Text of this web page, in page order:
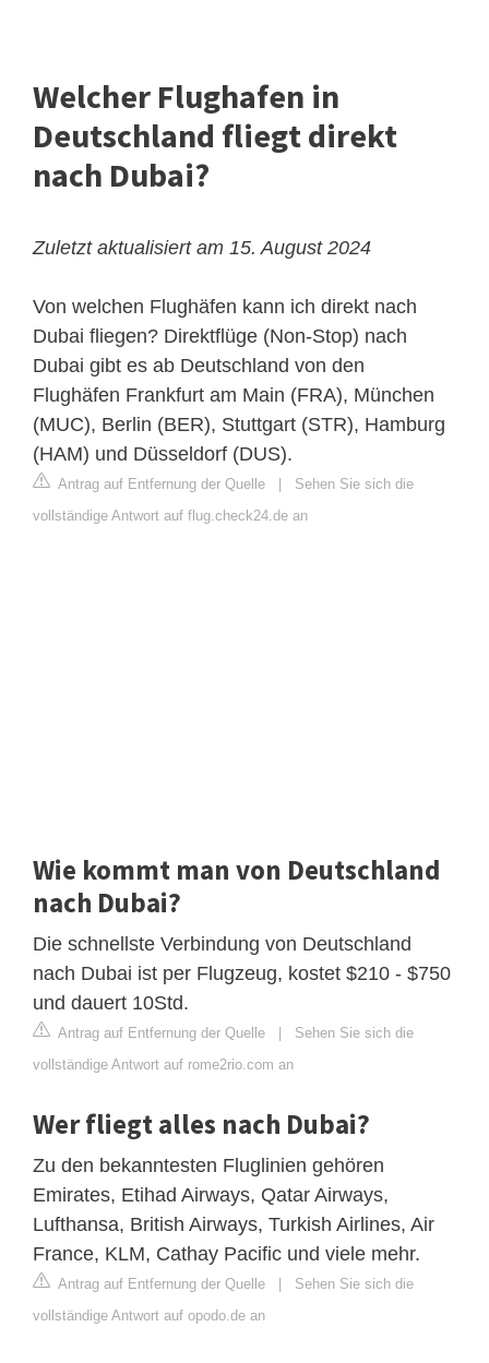
Welcher Flughafen in
Deutschland fliegt direkt
nach Dubai?
Zuletzt aktualisiert am 15. August 2024
Von welchen Flughäfen kann ich direkt nach
Dubai fliegen? Direktflüge (Non-Stop) nach
Dubai gibt es ab Deutschland von den
Flughäfen Frankfurt am Main (FRA), München
(MUC), Berlin (BER), Stuttgart (STR), Hamburg
(HAM) und Düsseldorf (DUS).
Antrag auf Entfernung der Quelle
Sehen Sie sich die
vollständige Antwort auf flug.check24.de an
Wie kommt man von Deutschland
nach Dubai?
Die schnellste Verbindung von Deutschland
nach Dubai ist per Flugzeug, kostet $210 - $750
und dauert 10Std.
Antrag auf Entfernung der Quelle
Sehen Sie sich die
vollständige Antwort auf rome2rio.com an
Wer fliegt alles nach Dubai?
Zu den bekanntesten Fluglinien gehören
Emirates, Etihad Airways, Qatar Airways,
Lufthansa, British Airways, Turkish Airlines, Air
France, KLM, Cathay Pacific und viele mehr.
Antrag auf Entfernung der Quelle
Sehen Sie sich die
vollständige Antwort auf opodo.de an